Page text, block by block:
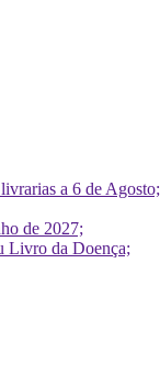
a 6 de Agosto;
de 2027;
Livro da Doença;